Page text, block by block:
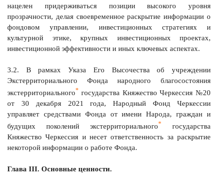
нацелен придерживаться позиции высокого уровня
прозрачности, делая своевременное раскрытие информации о
фондовом управлении, инвестиционных стратегиях и
культурной этике, крупных инвестиционных проектах,
инвестиционной эффективности и иных ключевых аспектах.
3.2. В рамках Указа Его Высочества об учреждении
Экстерриториального Фонда народного благосостояния
экстерриториального* государства Княжество Черкессия №20
от 30 декабря 2021 года, Народный Фонд Черкессии
управляет средствами Фонда от имени Народа, граждан и
будущих поколений экстерриториального*
государства
Княжество Черкессия и несет ответственность за раскрытие
некоторой информации о работе Фонда.
Глава III. Основные ценности.